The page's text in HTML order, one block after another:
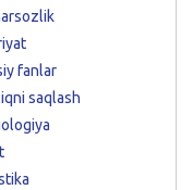
fanlar
saqlash